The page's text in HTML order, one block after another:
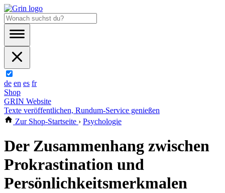
de en es fr
Shop
GRIN Website
Texte veröffentlichen, Rundum-Service genießen
Zur Shop-Startseite › Psychologie
Der Zusammenhang zwischen
Prokrastination und
Persönlichkeitsmerkmalen